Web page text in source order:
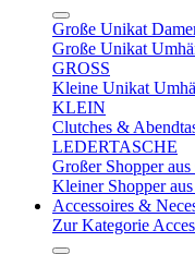
Große Unikat
Große Unikat
GROSS
Kleine Unikat
KLEIN
Clutches &
LEDERTASCHE
Großer Shopper
Kleiner Shopper
Accessoires &
Zur Kategorie